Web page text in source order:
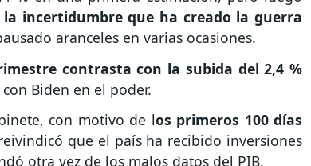
incertidumbre que ha creado la guerra
aranceles en varias ocasiones.
contrasta con la subida del 2,4 %
Biden en el poder.
con motivo de los primeros 100 días
que el país ha recibido inversiones
otra vez de los malos datos del PIB.